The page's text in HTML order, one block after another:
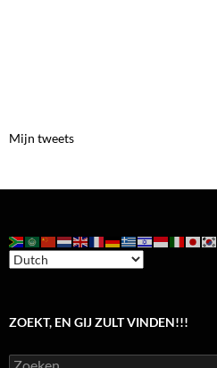
Mijn tweets
ZOEKT, EN GIJ ZULT VINDEN!!!
Zoeken